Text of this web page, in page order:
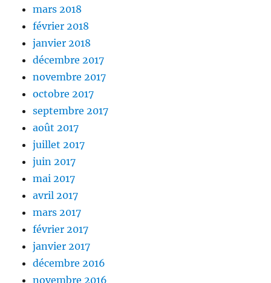
mars 2018
février 2018
janvier 2018
décembre 2017
novembre 2017
octobre 2017
septembre 2017
août 2017
juillet 2017
juin 2017
mai 2017
avril 2017
mars 2017
février 2017
janvier 2017
décembre 2016
novembre 2016